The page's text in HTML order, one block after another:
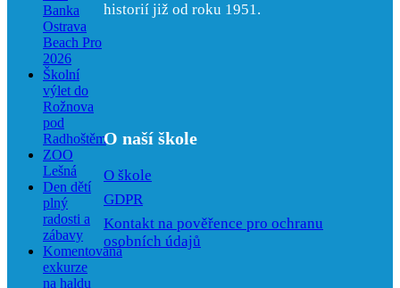
Banka
Ostrava
Beach Pro
2026
Školní
výlet do
Rožnova
pod
Radhoštěm
ZOO
Lešná
Den dětí
plný
radosti a
zábavy
Komentovaná
exkurze
na haldu
historií již od roku 1951.
O naší škole
O škole
GDPR
Kontakt na pověřence pro ochranu
osobních údajů